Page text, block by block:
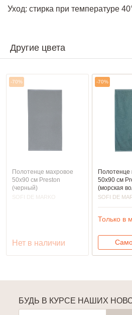
Уход: стирка при температуре
Другие цвета
-70%
Полотенце махровое
50х90 см Preston
(черный)
SOFI DE MARKO
Нет в наличии
-70%
Полотенце
50х90 см
(морская
SOFI DE
Только в
БУДЬ В КУРСЕ НАШИХ